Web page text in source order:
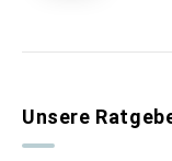
Unsere